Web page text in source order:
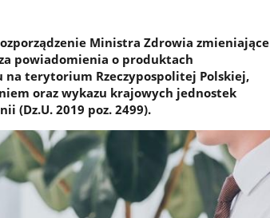
Ministra Zdrowia zmieniające
powiadomienia o produktach
terytorium Rzeczypospolitej Polskiej,
oraz wykazu krajowych jednostek
(Dz.U. 2019 poz. 2499).